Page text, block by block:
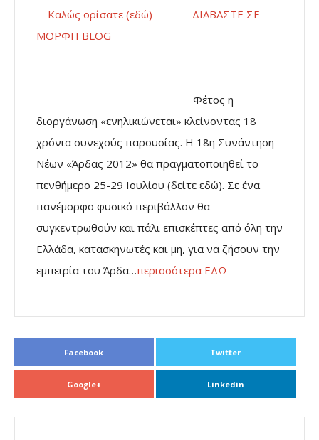
Καλώς ορίσατε (εδώ)
ΔΙΑΒΑΣΤΕ ΣΕ
ΜΟΡΦΗ BLOG
Φέτος η
διοργάνωση «ενηλικιώνεται» κλείνοντας 18
χρόνια συνεχούς παρουσίας. Η 18η Συνάντηση
Νέων «Άρδας 2012» θα πραγματοποιηθεί το
πενθήμερο 25-29 Ιουλίου (δείτε εδώ). Σε ένα
πανέμορφο φυσικό περιβάλλον θα
συγκεντρωθούν και πάλι επισκέπτες από όλη την
Ελλάδα, κατασκηνωτές και μη, για να ζήσουν την
εμπειρία του Άρδα…περισσότερα ΕΔΩ
Facebook Twitter
Google+ Linkedin